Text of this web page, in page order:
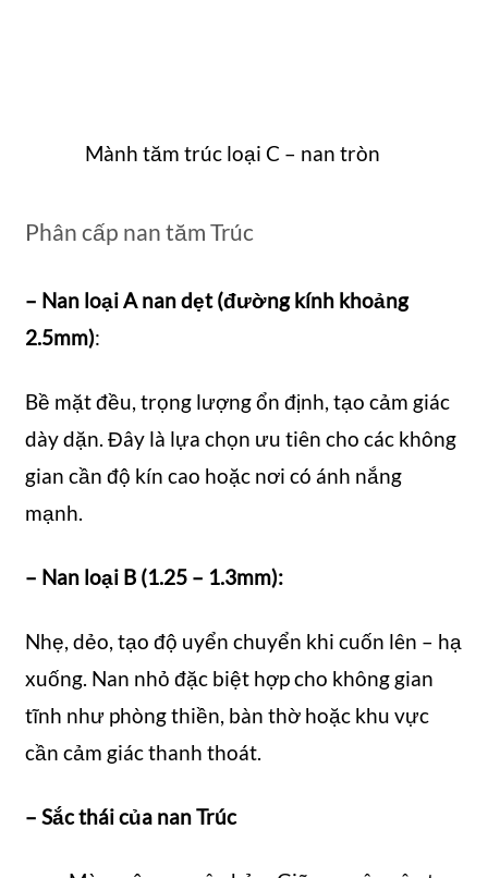
Mành tăm trúc loại C – nan tròn
Phân cấp nan tăm Trúc
– Nan loại A nan dẹt (đường kính khoảng
2.5mm):
Bề mặt đều, trọng lượng ổn định, tạo cảm giác
dày dặn. Đây là lựa chọn ưu tiên cho các không
gian cần độ kín cao hoặc nơi có ánh nắng
mạnh.
– Nan loại B (1.25 – 1.3mm):
Nhẹ, dẻo, tạo độ uyển chuyển khi cuốn lên – hạ
xuống. Nan nhỏ đặc biệt hợp cho không gian
tĩnh như phòng thiền, bàn thờ hoặc khu vực
cần cảm giác thanh thoát.
– Sắc thái của nan Trúc